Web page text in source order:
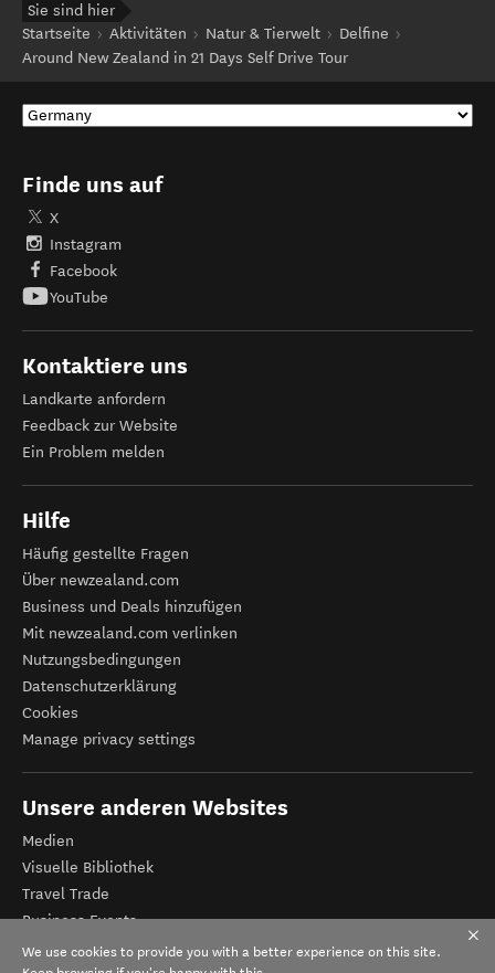
Sie sind hier
Startseite
Aktivitäten Natur & Tierwelt
Delfine
Around New Zealand in 21 Days Self Drive Tour
Finde uns auf
X
Instagram
Facebook
YouTube
Kontaktiere uns
Landkarte anfordern
Feedback zur Website
Ein Problem melden
Hilfe
Häufig gestellte Fragen
Über newzealand.com
Business und Deals hinzufügen
Mit newzealand.com verlinken
Nutzungsbedingungen
Datenschutzerklärung
Cookies
Manage privacy settings
Unsere anderen Websites
Medien
Visuelle Bibliothek
Travel Trade
Business Events
Tourismus Neuseeland
We use cookies to provide you with a better experience on this site.